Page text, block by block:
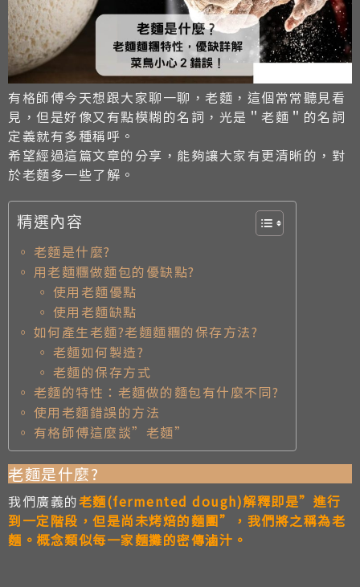
有格師傅今天想跟大家聊一聊，老麵，這個常常聽見看
見，但是好像又有點模糊的名詞，光是＂老麵＂的名詞
定義就有多種稱呼。
希望經過這篇文章的分享，能夠讓大家有更清晰的，對
於老麵多一些了解。
精選內容
老麵是什麼?
用老麵糰做麵包的優缺點?
使用老麵優點
使用老麵缺點
如何產生老麵?老麵麵糰的保存方法?
老麵如何製造?
老麵的保存方式
老麵的特性：老麵做的麵包有什麼不同?
使用老麵錯誤的方法
有格師傅這麼談”老麵”
老麵是什麼?
我們廣義的老麵(fermented dough)解釋即是”進行
到一定階段，但是尚未烤焙的麵團”，我們將之稱為老
麵。概念類似每一家麵攤的密傳滷汁。